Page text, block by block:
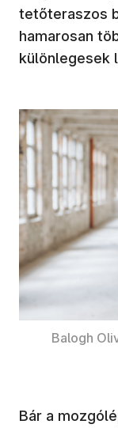
tetőteraszos
hamarosan
különlegesek
Balogh
Bár a